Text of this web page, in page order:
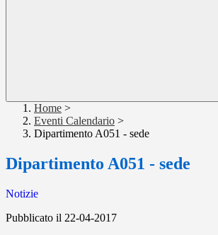
Home >
Eventi Calendario >
Dipartimento A051 - sede
Dipartimento A051 - sede
Notizie
Pubblicato il 22-04-2017